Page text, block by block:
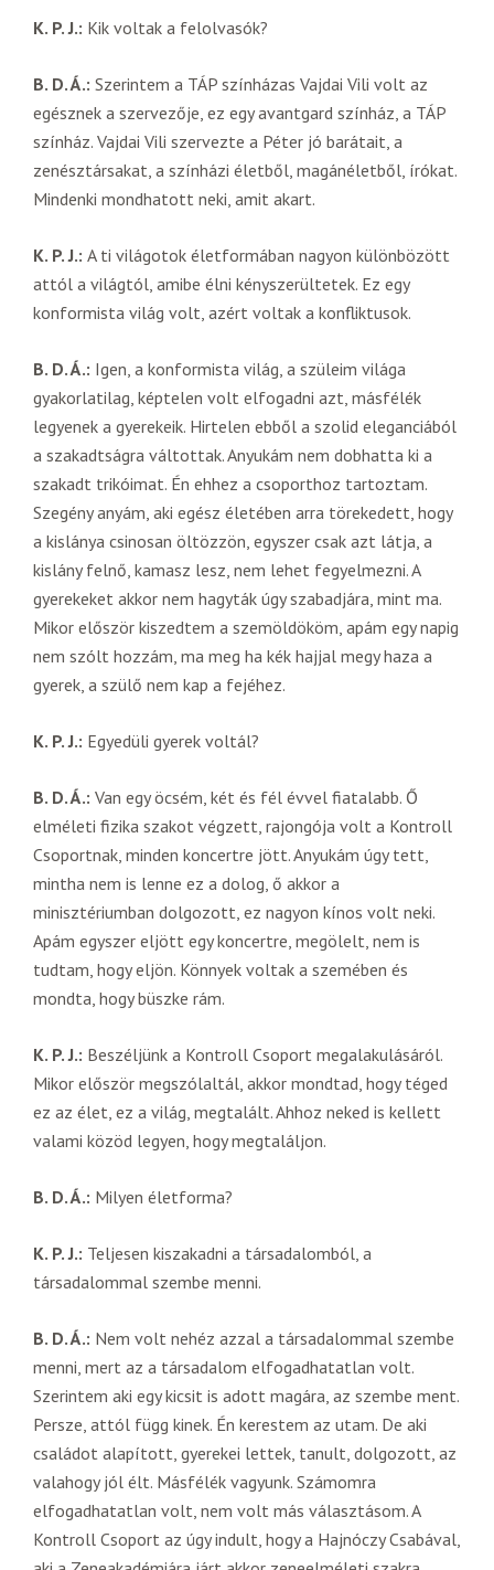
K. P. J.: Kik voltak a felolvasók?
B. D. Á.: Szerintem a TÁP színházas Vajdai Vili volt az
egésznek a szervezője, ez egy avantgard színház, a TÁP
színház. Vajdai Vili szervezte a Péter jó barátait, a
zenésztársakat, a színházi életből, magánéletből, írókat.
Mindenki mondhatott neki, amit akart.
K. P. J.: A ti világotok életformában nagyon különbözött
attól a világtól, amibe élni kényszerültetek. Ez egy
konformista világ volt, azért voltak a konfliktusok.
B. D. Á.: Igen, a konformista világ, a szüleim világa
gyakorlatilag, képtelen volt elfogadni azt, másfélék
legyenek a gyerekeik. Hirtelen ebből a szolid eleganciából
a szakadtságra váltottak. Anyukám nem dobhatta ki a
szakadt trikóimat. Én ehhez a csoporthoz tartoztam.
Szegény anyám, aki egész életében arra törekedett, hogy
a kislánya csinosan öltözzön, egyszer csak azt látja, a
kislány felnő, kamasz lesz, nem lehet fegyelmezni. A
gyerekeket akkor nem hagyták úgy szabadjára, mint ma.
Mikor először kiszedtem a szemöldököm, apám egy napig
nem szólt hozzám, ma meg ha kék hajjal megy haza a
gyerek, a szülő nem kap a fejéhez.
K. P. J.: Egyedüli gyerek voltál?
B. D. Á.: Van egy öcsém, két és fél évvel fiatalabb. Ő
elméleti fizika szakot végzett, rajongója volt a Kontroll
Csoportnak, minden koncertre jött. Anyukám úgy tett,
mintha nem is lenne ez a dolog, ő akkor a
minisztériumban dolgozott, ez nagyon kínos volt neki.
Apám egyszer eljött egy koncertre, megölelt, nem is
tudtam, hogy eljön. Könnyek voltak a szemében és
mondta, hogy büszke rám.
K. P. J.: Beszéljünk a Kontroll Csoport megalakulásáról.
Mikor először megszólaltál, akkor mondtad, hogy téged
ez az élet, ez a világ, megtalált. Ahhoz neked is kellett
valami közöd legyen, hogy megtaláljon.
B. D. Á.: Milyen életforma?
K. P. J.: Teljesen kiszakadni a társadalomból, a
társadalommal szembe menni.
B. D. Á.: Nem volt nehéz azzal a társadalommal szembe
menni, mert az a társadalom elfogadhatatlan volt.
Szerintem aki egy kicsit is adott magára, az szembe ment.
Persze, attól függ kinek. Én kerestem az utam. De aki
családot alapított, gyerekei lettek, tanult, dolgozott, az
valahogy jól élt. Másfélék vagyunk. Számomra
elfogadhatatlan volt, nem volt más választásom. A
Kontroll Csoport az úgy indult, hogy a Hajnóczy Csabával,